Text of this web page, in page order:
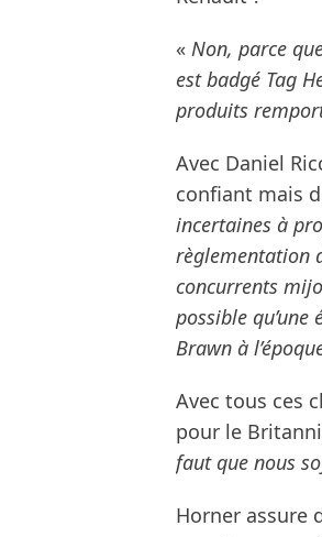
« Non, parce
est badgé Tag
produits
Avec Daniel
confiant mais
incertaines à
règlementation
concurrents
possible
Brawn à
Avec tous ces
pour le
faut que nous
Horner assure